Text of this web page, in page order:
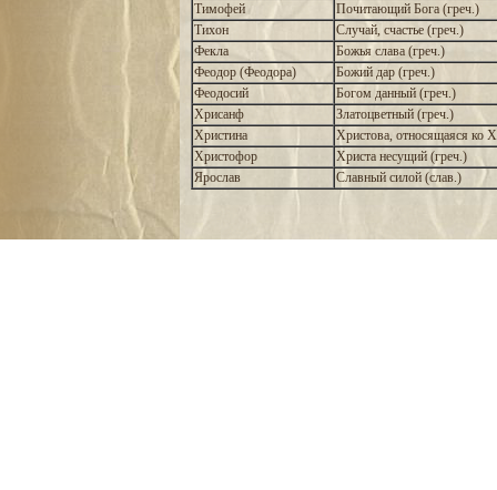
Тимофей
Почитающий Бога (греч.)
Тихон
Случай, счастье (греч.)
Фекла
Божья слава (греч.)
Феодор (Феодора)
Божий дар (греч.)
Феодосий
Богом данный (греч.)
Хрисанф
Златоцветный (греч.)
Христина
Христова, относящаяся ко
Христофор
Христа несущий (греч.)
Ярослав
Славный силой (слав.)